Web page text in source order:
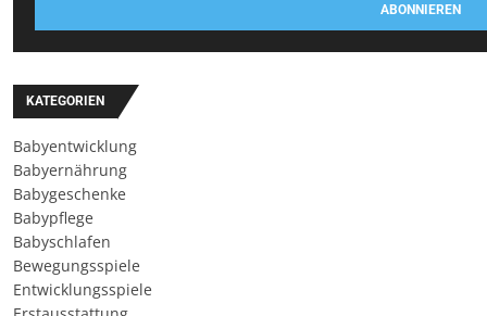
ABONNIEREN
KATEGORIEN
Babyentwicklung
Babyernährung
Babygeschenke
Babypflege
Babyschlafen
Bewegungsspiele
Entwicklungsspiele